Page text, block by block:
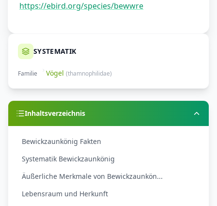
https://ebird.org/species/bewwre
SYSTEMATIK
Familie Vögel (thamnophilidae)
Inhaltsverzeichnis
Bewickzaunkönig Fakten
Systematik Bewickzaunkönig
Äußerliche Merkmale von Bewickzaunkön...
Lebensraum und Herkunft